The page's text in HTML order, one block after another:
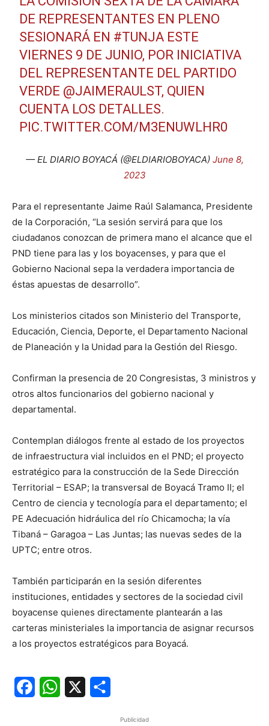
DE REPRESENTANTES EN PLENO
SESIONARÁ EN #TUNJA ESTE
VIERNES 9 DE JUNIO, POR INICIATIVA
DEL REPRESENTANTE DEL PARTIDO
VERDE @JAIMERAULST, QUIEN
CUENTA LOS DETALLES.
PIC.TWITTER.COM/M3ENUWLHR0
— EL DIARIO BOYACÁ (@ELDIARIOBOYACA) June 8,
2023
Para el representante Jaime Raúl Salamanca, Presidente
de la Corporación, “La sesión servirá para que los
ciudadanos conozcan de primera mano el alcance que el
PND tiene para las y los boyacenses, y para que el
Gobierno Nacional sepa la verdadera importancia de
éstas apuestas de desarrollo”.
Los ministerios citados son Ministerio del Transporte,
Educación, Ciencia, Deporte, el Departamento Nacional
de Planeación y la Unidad para la Gestión del Riesgo.
Confirman la presencia de 20 Congresistas, 3 ministros y
otros altos funcionarios del gobierno nacional y
departamental.
Contemplan diálogos frente al estado de los proyectos
de infraestructura vial incluidos en el PND; el proyecto
estratégico para la construcción de la Sede Dirección
Territorial – ESAP; la transversal de Boyacá Tramo II; el
Centro de ciencia y tecnología para el departamento; el
PE Adecuación hidráulica del río Chicamocha; la vía
Tibaná – Garagoa – Las Juntas; las nuevas sedes de la
UPTC; entre otros.
También participarán en la sesión diferentes
instituciones, entidades y sectores de la sociedad civil
boyacense quienes directamente plantearán a las
carteras ministeriales la importancia de asignar recursos
a los proyectos estratégicos para Boyacá.
FacebookWhatsApp
Publicidad